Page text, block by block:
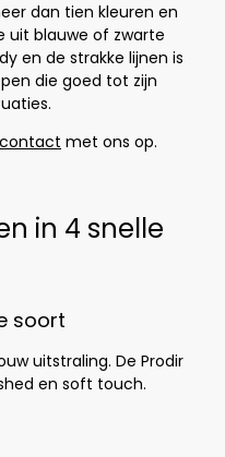
dan tien kleuren en
uit blauwe of zwarte
en de strakke lijnen is
die goed tot zijn
contact met ons op.
in 4 snelle
soort
uitstraling. De Prodir
en soft touch.